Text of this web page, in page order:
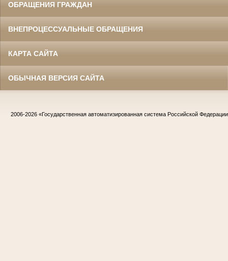
ОБРАЩЕНИЯ ГРАЖДАН
ВНЕПРОЦЕССУАЛЬНЫЕ ОБРАЩЕНИЯ
КАРТА САЙТА
ОБЫЧНАЯ ВЕРСИЯ САЙТА
2006-2026 «Государственная автоматизированная система Российской